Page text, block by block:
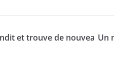
et trouve de nouvea Un